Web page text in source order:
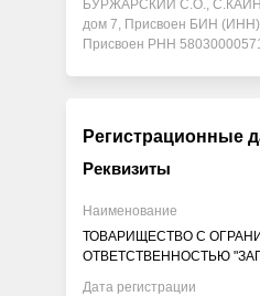
БУРЖАРСКИЙ С.О.,
дом 7, Присвоен БИН (ИНН) 040740001397,
Присвоен РНН
Регистрационные
Реквизиты
Наименование
ТОВАРИЩЕСТВО С
ОТВЕТСТВЕННОСТЬЮ
Дата регистрации